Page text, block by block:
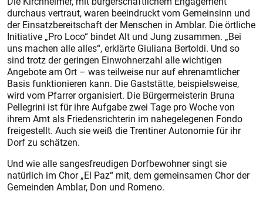
durchaus vertraut, waren beeindruckt vom Gemeinsinn und
der Einsatzbereitschaft der Menschen in Amblar. Die örtliche
Initiative „Pro Loco“ bindet Alt und Jung zusammen. „Bei
uns machen alle alles“, erklärte Giuliana Bertoldi. Und so
sind trotz der geringen Einwohnerzahl alle wichtigen
Angebote am Ort – was teilweise nur auf ehrenamtlicher
Basis funktionieren kann. Die Gaststätte, beispielsweise,
wird vom Pfarrer organisiert. Die Bürgermeisterin Bruna
Pellegrini ist für ihre Aufgabe zwei Tage pro Woche von
ihrem Amt als Friedensrichterin im nahegelegenen Fondo
freigestellt. Auch sie weiß die Trentiner Autonomie für ihr
Dorf zu schätzen.
Und wie alle sangesfreudigen Dorfbewohner singt sie
natürlich im Chor „El Paz“ mit, dem gemeinsamen Chor der
Gemeinden Amblar, Don und Romeno.